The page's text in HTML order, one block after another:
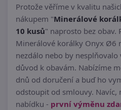
Protože věříme v kvalitu
nákupem "Minerálové
10 kusů" naprosto bez obav.
Minerálové korálky Onyx Ø6
nezdálo nebo by nesplňovalo
důvod k obavám. Nabízíme
dnů od doručení a buď ho
odstoupit od smlouvy. Navíc,
nabídku - první výměnu